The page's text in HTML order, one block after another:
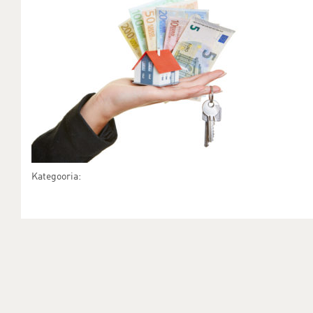
Kategooria: